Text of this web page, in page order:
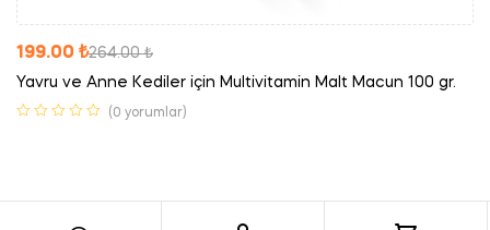
264.00₺
199.00 ₺
Yavru ve Anne Kediler için Multivitamin Malt Macun 100 gr.
(0 yorumlar)